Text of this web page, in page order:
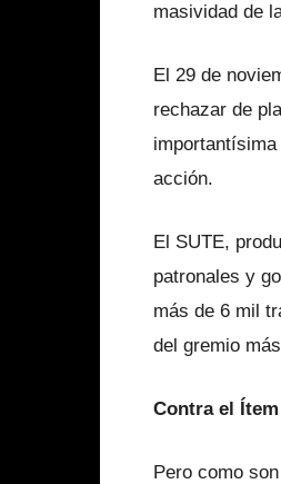
masividad de
El 29 de
rechazar de
acción.
El SUTE,
patronales y
más de 6 mil
del gremio
Contra el
Pero como